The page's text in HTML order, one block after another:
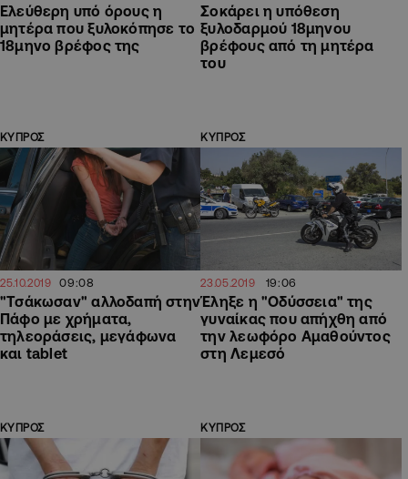
Ελεύθερη υπό όρους η
μητέρα που ξυλοκόπησε το
18μηνο βρέφος της
Σοκάρει η υπόθεση
ξυλοδαρμού 18μηνου
βρέφους από τη μητέρα
του
ΚΥΠΡΟΣ
25.10.2019 09:08
"Τσάκωσαν" αλλοδαπή στην
Πάφο με χρήματα,
τηλεοράσεις, μεγάφωνα
και tablet
ΚΥΠΡΟΣ
23.05.2019 19:06
Έληξε η "Οδύσσεια" της
γυναίκας που απήχθη από
την λεωφόρο Αμαθούντος
στη Λεμεσό
ΚΥΠΡΟΣ ΚΥΠΡΟΣ